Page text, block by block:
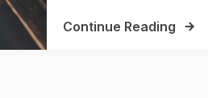
Continue Reading